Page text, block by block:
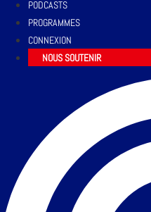
PODCASTS
PROGRAMMES
CONNEXION
NOUS SOUTENIR